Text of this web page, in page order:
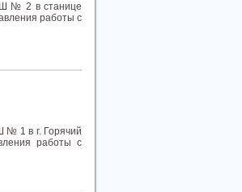
№ 2 в станице
работы с
№ 1 в г. Горячий
работы с